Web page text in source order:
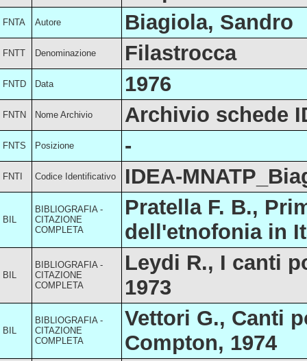
FNTA Autore Biagiola, Sandro
FNTT Denominazione Filastrocca
FNTD Data 1976
FNTN Nome Archivio Archivio schede
FNTS Posizione -
FNTI Codice Identificativo IDEA-
BIL
BIBLIOGRAFIA -
CITAZIONE
COMPLETA
Pratella F. B.,
dell'etnofonia in
BIL
BIBLIOGRAFIA -
CITAZIONE
COMPLETA
Leydi R., I canti
1973
BIL
BIBLIOGRAFIA -
CITAZIONE
COMPLETA
Vettori G., Canti
Compton, 1974